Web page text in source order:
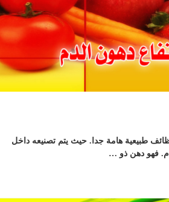
طبيعية هامة جدا. حيث يتم تصنيعه داخل
فهو دهن ذو …